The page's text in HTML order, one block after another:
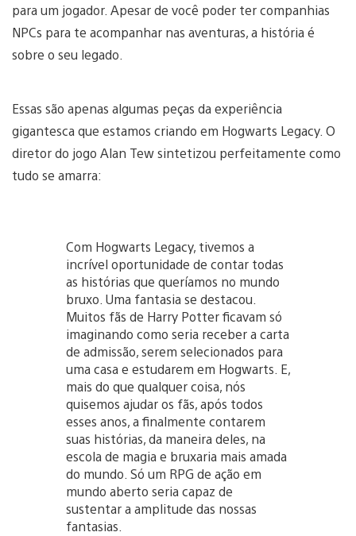
para um jogador. Apesar de você poder ter companhias
NPCs para te acompanhar nas aventuras, a história é
sobre o seu legado.
Essas são apenas algumas peças da experiência
gigantesca que estamos criando em Hogwarts Legacy. O
diretor do jogo Alan Tew sintetizou perfeitamente como
tudo se amarra:
Com Hogwarts Legacy, tivemos a
incrível oportunidade de contar todas
as histórias que queríamos no mundo
bruxo. Uma fantasia se destacou.
Muitos fãs de Harry Potter ficavam só
imaginando como seria receber a carta
de admissão, serem selecionados para
uma casa e estudarem em Hogwarts. E,
mais do que qualquer coisa, nós
quisemos ajudar os fãs, após todos
esses anos, a finalmente contarem
suas histórias, da maneira deles, na
escola de magia e bruxaria mais amada
do mundo. Só um RPG de ação em
mundo aberto seria capaz de
sustentar a amplitude das nossas
fantasias.